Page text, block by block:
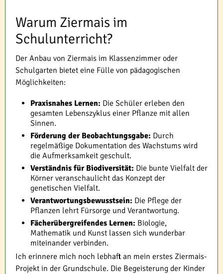
Warum Ziermais im
Schulunterricht?
Der Anbau von Ziermais im Klassenzimmer oder
Schulgarten bietet eine Fülle von pädagogischen
Möglichkeiten:
Praxisnahes Lernen: Die Schüler erleben den
gesamten Lebenszyklus einer Pflanze mit allen
Sinnen.
Förderung der Beobachtungsgabe: Durch
regelmäßige Dokumentation des Wachstums wird
die Aufmerksamkeit geschult.
Verständnis für Biodiversität: Die bunte Vielfalt der
Körner veranschaulicht das Konzept der
genetischen Vielfalt.
Verantwortungsbewusstsein: Die Pflege der
Pflanzen lehrt Fürsorge und Verantwortung.
Fächerübergreifendes Lernen: Biologie,
Mathematik und Kunst lassen sich wunderbar
miteinander verbinden.
Ich erinnere mich noch lebhaft an mein erstes Ziermais-
Projekt in der Grundschule. Die Begeisterung der Kinder